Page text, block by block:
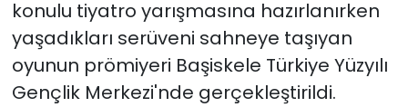
konulu tiyatro yarışmasına hazırlanırken
yaşadıkları serüveni sahneye taşıyan
oyunun prömiyeri Başiskele Türkiye Yüzyılı
Gençlik Merkezi'nde gerçekleştirildi.